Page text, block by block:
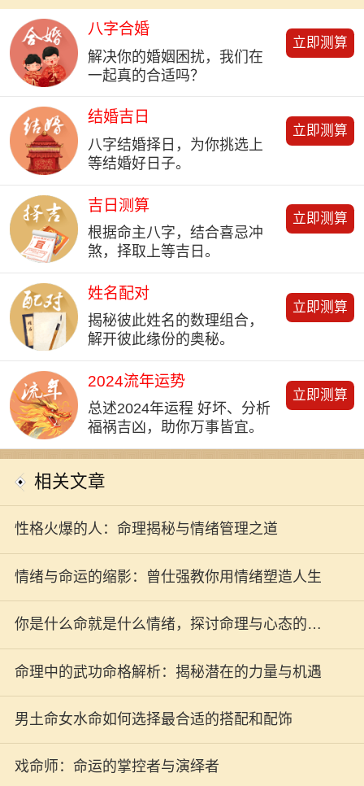
八字合婚
解决你的婚姻困扰，我们在
一起真的合适吗？
立即测算
结婚吉日
八字结婚择日，为你挑选上
等结婚好日子。
立即测算
吉日测算
根据命主八字，结合喜忌冲
煞，择取上等吉日。
立即测算
姓名配对
揭秘彼此姓名的数理组合，
解开彼此缘份的奥秘。
立即测算
2024流年运势
总述2024年运程 好坏、分析
福祸吉凶，助你万事皆宜。
立即测算
相关文章
性格火爆的人：命理揭秘与情绪管理之道
情绪与命运的缩影：曾仕强教你用情绪塑造人生
你是什么命就是什么情绪，探讨命理与心态的微
妙关系
命理中的武功命格解析：揭秘潜在的力量与机遇
男土命女水命如何选择最合适的搭配和配饰
戏命师：命运的掌控者与演绎者